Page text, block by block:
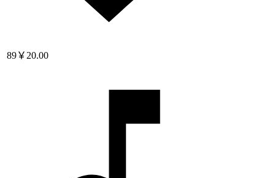
89￥20.00